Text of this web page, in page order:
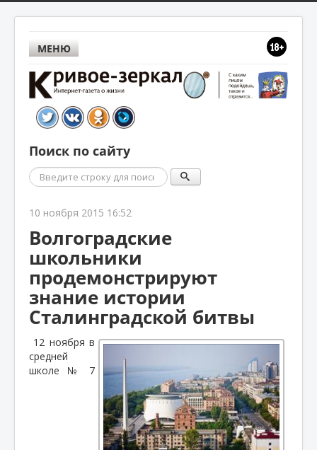
МЕНЮ
Поиск по сайту
Поиск
10 ноября 2015 16:52
Волгоградские
школьники
продемонстрируют
знание истории
Сталинградской битвы
12 ноября в
средней
школе № 7